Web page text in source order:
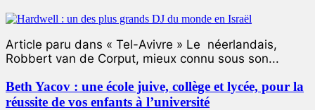
Article paru dans « Tel-Avivre » Le néerlandais,
Robbert van de Corput, mieux connu sous son...
Beth Yacov : une école juive, collège et lycée, pour la
réussite de vos enfants à l’université